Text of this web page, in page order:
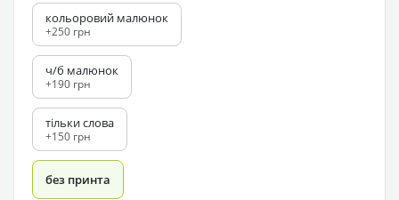
кольоровий малюнок
+250 грн
ч/б малюнок
+190 грн
тільки слова
+150 грн
без принта